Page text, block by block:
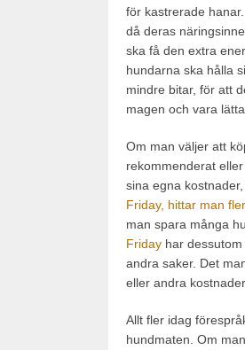
för kastrerade
då deras
ska få den extra
hundarna ska hålla
mindre bitar, för att
magen och vara
Om man väljer att
rekommenderat
sina egna
Friday, hittar man
man spara många
Friday har
andra saker. Det
eller andra
Allt fler idag
hundmaten. Om